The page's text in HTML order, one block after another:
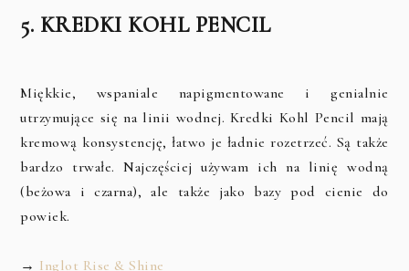
5. KREDKI KOHL PENCIL
Miękkie, wspaniale napigmentowane i genialnie
utrzymujące się na linii wodnej. Kredki Kohl Pencil mają
kremową konsystencję, łatwo je ładnie rozetrzeć. Są także
bardzo trwałe. Najczęściej używam ich na linię wodną
(beżowa i czarna), ale także jako bazy pod cienie do
powiek.
→ Inglot Rise & Shine